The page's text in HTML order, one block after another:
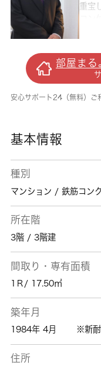
重宝
客様
ット
う。
は当
動産
部屋まる
安心サポート24（無料）ご
基本情報
種別
マンション / 鉄筋コン
所在階
3階 / 3階建
間取り・専有面積
1Ｒ/ 17.50㎡
築年月
1984年 4月 ※新耐
住所